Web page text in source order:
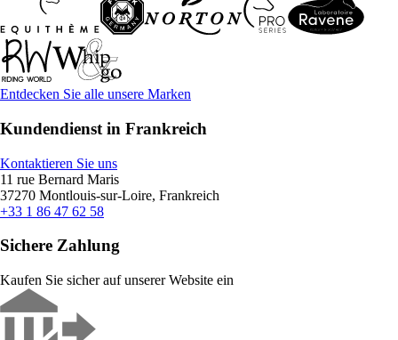
Entdecken Sie alle unsere Marken
Kundendienst in Frankreich
Kontaktieren Sie uns
11 rue Bernard Maris
37270 Montlouis-sur-Loire, Frankreich
+33 1 86 47 62 58
Sichere Zahlung
Kaufen Sie sicher auf unserer Website ein